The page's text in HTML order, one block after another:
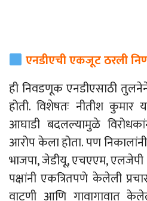
एनडीएची एकजूट ठरली
ही निवडणूक एनडीएसाठी
होती. विशेषतः नीतीश कुमार
आघाडी बदलल्यामुळे
आरोप केला होता. पण
भाजपा, जेडीयू, एचएएम, एलजेपी
पक्षांनी एकत्रितपणे केलेली
वाटणी आणि गावागावात